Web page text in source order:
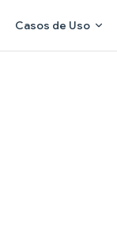
Casos de Uso